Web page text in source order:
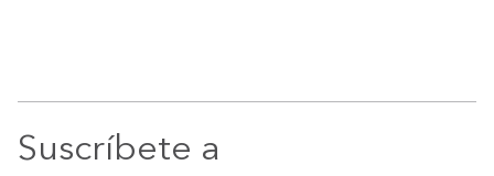
Suscríbete a